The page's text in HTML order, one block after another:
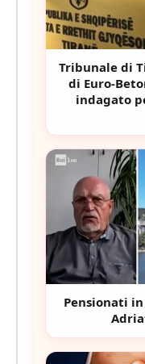
Tribunale di
di Euro-
indagato
Pensionati